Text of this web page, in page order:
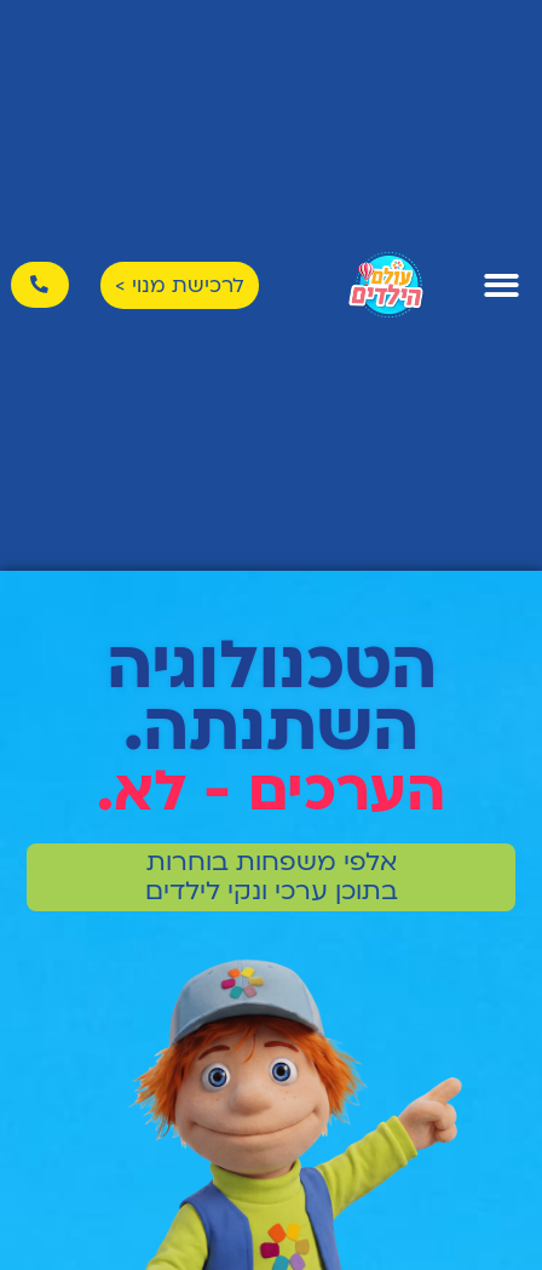
לרכישת מנוי >
הטכנולוגיה
השתנתה.
הערכים - לא.
אלפי משפחות בוחרות
בתוכן ערכי ונקי לילדים